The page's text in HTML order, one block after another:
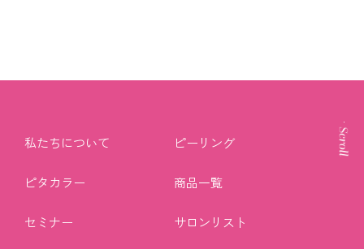
私たちについて ピーリング
ピタカラー 商品一覧
セミナー サロンリスト